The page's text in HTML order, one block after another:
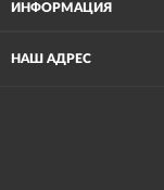
ИНФОРМАЦИЯ
НАШ АДРЕС